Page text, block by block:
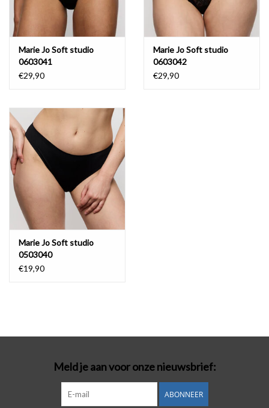
Marie Jo Soft studio
0603041
€29,90
Marie Jo Soft studio
0603042
€29,90
Marie Jo Soft studio
0503040
€19,90
Meld je aan voor onze nieuwsbrief:
ABONNEER